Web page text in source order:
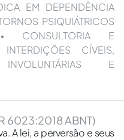
EM DEPENDÊNCIA
PSIQUIÁTRICOS
CONSULTORIA E
CÍVEIS,
INVOLUNTÁRIAS E
6023:2018 ABNT)
A lei, a perversão e seus